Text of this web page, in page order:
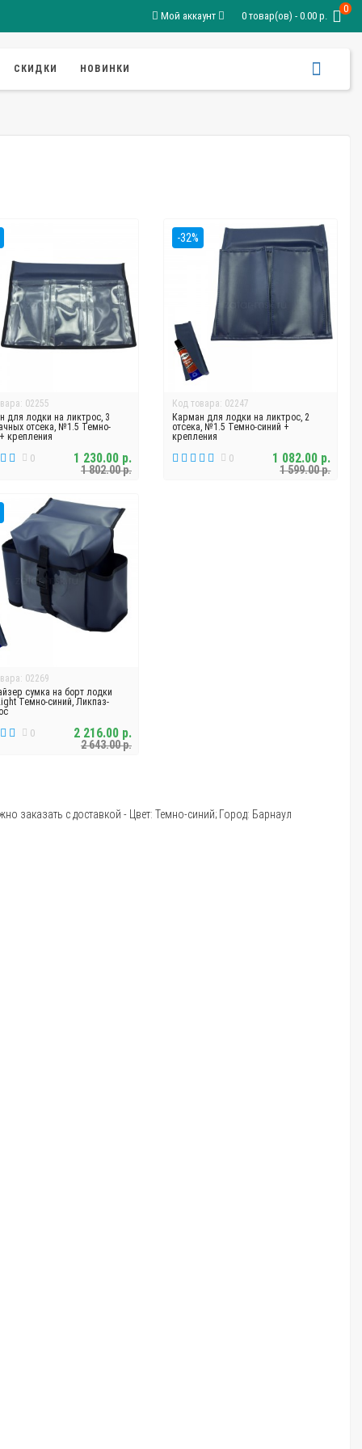
Мой аккаунт 0 товар(ов) - 0.00 р.
0
СКИДКИ НОВИНКИ
02255
для лодки на ликтрос, 3
отсека, №1.5 Темно-
крепления
0
1 802.00 р.
1 230.00 р.
-32%
Код товара: 02247
Карман для лодки на ликтрос, 2
отсека, №1.5 Темно-синий +
крепления
0
1 599.00 р.
1 082.00 р.
02269
сумка на борт лодки
Темно-синий, Ликпаз-
0
2 643.00 р.
2 216.00 р.
заказать с доставкой - Цвет: Темно-синий; Город: Барнаул